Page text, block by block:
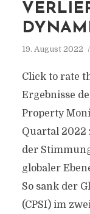
19. August 2022
Click to rate
Ergebnisse
Property
Quartal 2022
der
globaler
So sank der
(CPSI) im